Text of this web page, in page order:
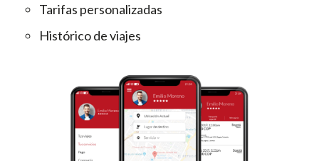
Tarifas personalizadas
Histórico de viajes